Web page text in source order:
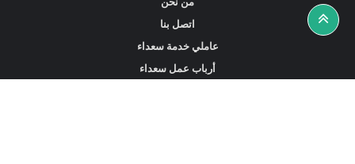
اتصل بنا
عاملي خدمة سعداء
أرباب عمل سعداء